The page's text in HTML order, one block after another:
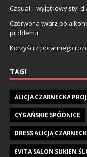
Casual – wyjątkowy styl
Czerwona twarz po
problemu
Korzyści z porannego
TAGI
ALICJA CZARNECKA
CYGAŃSKIE SPÓDNICE
DRESS ALICJA
EVITA SALON SUKIEN